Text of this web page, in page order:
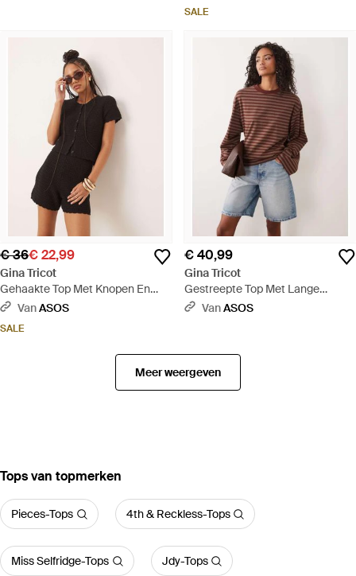
SALE
€ 36€ 22,99
Gina Tricot
Gehaakte Top Met Knopen En
Korte Mouwen - Zwart
VanASOS
SALE
€ 40,99
Gina Tricot
Gestreepte Top Met Lange
Mouwen - Bruin
VanASOS
Meer weergeven
‪Tops‬ van topmerken
Pieces-Tops 4th & Reckless-Tops
Miss Selfridge-Tops Jdy-Tops